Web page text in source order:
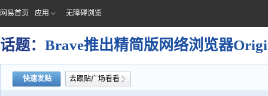
网易首页 应用 无障碍浏览
话题： Brave推出精简版网络浏览器
快速发贴 去跟贴广场看看